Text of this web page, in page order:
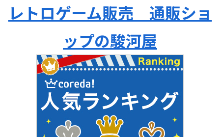
レトロゲーム販売 通販ショ
ップの駿河屋